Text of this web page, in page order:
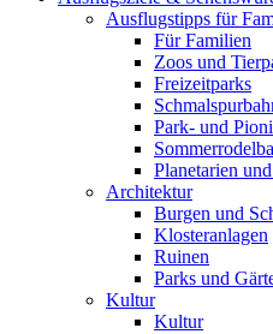
Ausflugstipps für
Für Familien
Zoos und
Freizeitparks
Park- und
Planetarien
Architektur
Burgen und
Klosteranlagen
Ruinen
Parks und
Kultur
Kultur